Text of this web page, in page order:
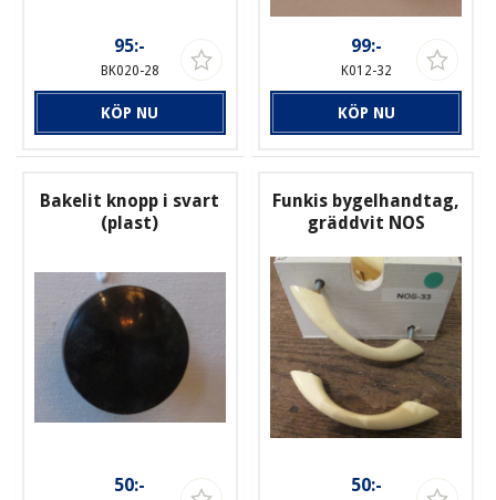
95:-
BK020-28
KÖP NU
99:-
K012-32
KÖP NU
Bakelit knopp i svart
(plast)
50:-
Funkis bygelhandtag,
gräddvit NOS
50:-